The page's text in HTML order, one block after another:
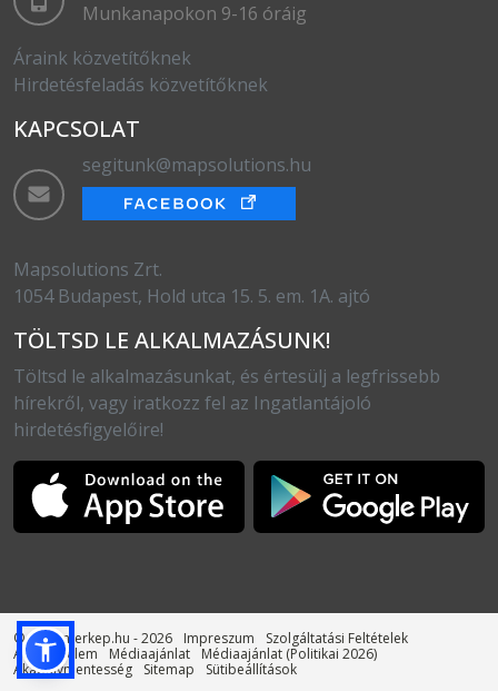
Munkanapokon 9-16 óráig
Áraink közvetítőknek
Hirdetésfeladás közvetítőknek
KAPCSOLAT
segitunk@mapsolutions.hu
Mapsolutions Zrt.
1054 Budapest, Hold utca 15. 5. em. 1A. ajtó
TÖLTSD LE ALKALMAZÁSUNK!
Töltsd le alkalmazásunkat, és értesülj a legfrissebb
hírekről, vagy iratkozz fel az Ingatlantájoló
hirdetésfigyelőire!
© otthonterkep.hu - 2026 Impreszum
Szolgáltatási Feltételek
Adatvédelem
Médiaajánlat
Médiaajánlat (Politikai 2026)
Akadálymentesség
Sitemap Sütibeállítások